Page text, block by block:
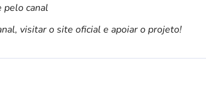
pelo canal
visitar o site oficial e apoiar o projeto!